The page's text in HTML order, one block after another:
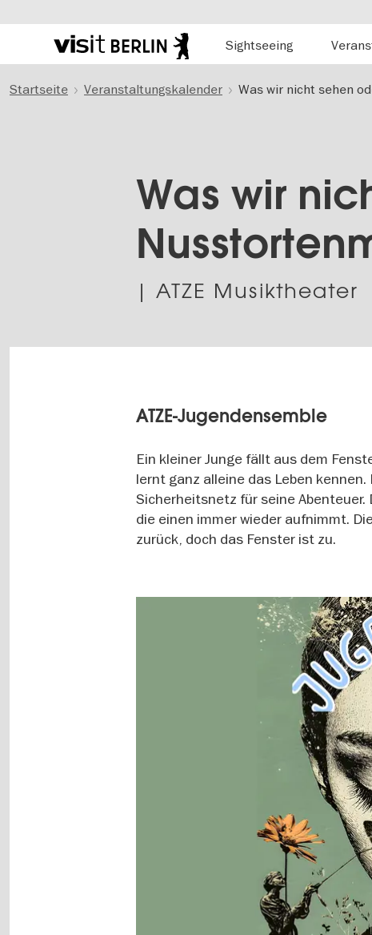
zum
Berlins
Tourismusportal
Sightseeing
Startseite Veranstaltungskalender Was wir nicht sehen
Was wir
| ATZE Musiktheater
ATZE-Jugendensemble
Ein kleiner Junge fällt aus dem
lernt ganz alleine das Leben
Sicherheitsnetz für seine
die einen immer wieder aufnimmt.
zurück, doch das Fenster ist zu.